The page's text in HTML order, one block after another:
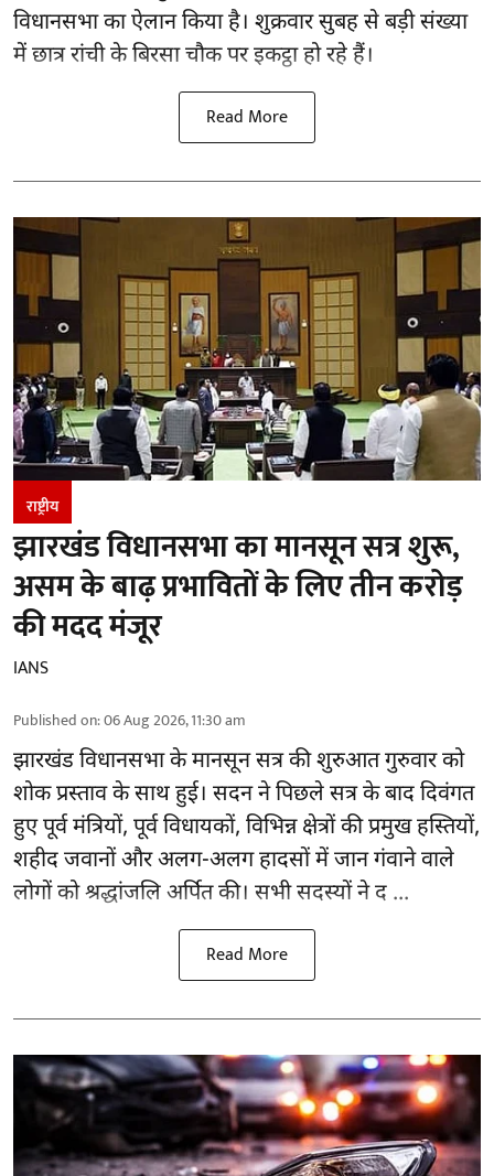
विधानसभा का ऐलान किया है। शुक्रवार सुबह से बड़ी संख्या
में छात्र रांची के बिरसा चौक पर इकट्ठा हो रहे हैं।
Read More
राष्ट्रीय
झारखंड विधानसभा का मानसून सत्र शुरू,
असम के बाढ़ प्रभावितों के लिए तीन करोड़
की मदद मंजूर
IANS
Published on:06 Aug 2026, 11:30 am
झारखंडविधानसभा के मानसून सत्र की शुरुआत गुरुवार को
शोक प्रस्ताव के साथ हुई। सदन ने पिछले सत्र के बाद दिवंगत
हुए पूर्व मंत्रियों, पूर्व विधायकों, विभिन्न क्षेत्रों की प्रमुख हस्तियों,
शहीद जवानों और अलग-अलग हादसों में जान गंवाने वाले
लोगों को श्रद्धांजलि अर्पित की। सभी सदस्यों ने द ...
Read More